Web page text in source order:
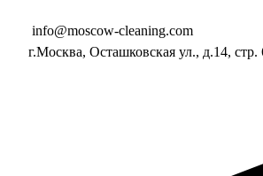
info@moscow-cleaning.com
г.Москва, Осташковская ул., д.14, стр.